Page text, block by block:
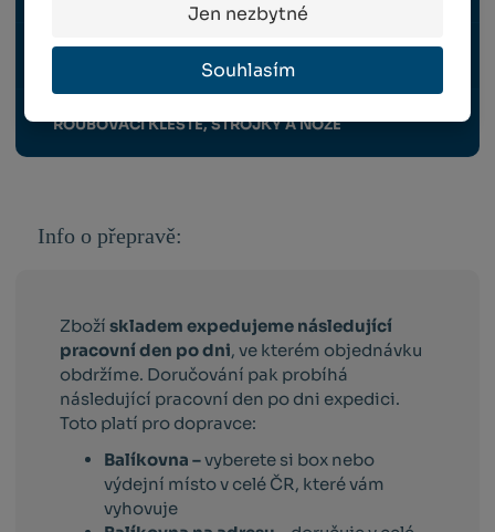
Jen nezbytné
Souhlasím
ROUBOVACÍ KLEŠTE, STROJKY A NOŽE
Info o přepravě:
Zbožískladem expedujeme následující
pracovní den po dni, ve kterém objednávku
obdržíme. Doručování pak probíhá
následující pracovní den po dni expedici.
Toto platí pro dopravce:
Balíkovna –vyberete si box nebo
výdejní místo v celé ČR, které vám
vyhovuje